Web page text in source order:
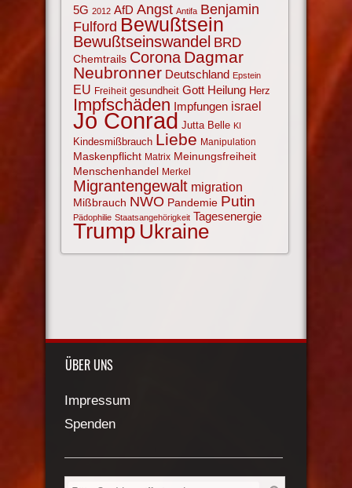
5G 2012 AfD Angst Antifa Benjamin
Fulford Bewußtsein
Bewußtseinswandel BRD
Chemtrails Corona Dagmar
Neubronner Deutschland Epstein
EU Freiheit gesundheit Gott Heilung Herz
Impfschäden Impfungen israel
Jo Conrad Jutta Belle KI
Kindesmißbrauch Liebe Manipulation
Maskenpflicht Matrix Meinungsfreiheit
Menschenhandel Merkel
Migrantengewalt migration
Mißbrauch NWO Pandemie Putin
Pädophilie Staatsangehörigkeit Tagesenergie
Trump Ukraine
ÜBER UNS
Impressum
Spenden